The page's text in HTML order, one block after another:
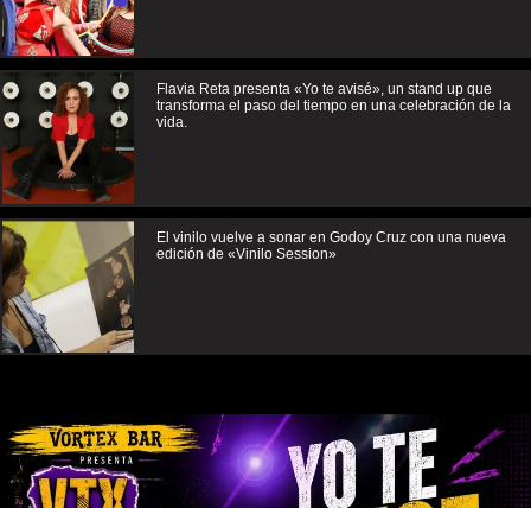
Flavia Reta presenta «Yo te avisé», un stand up que
transforma el paso del tiempo en una celebración de la
vida.
El vinilo vuelve a sonar en Godoy Cruz con una nueva
edición de «Vinilo Session»